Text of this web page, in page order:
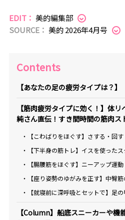
EDIT： 美的編集部
SOURCE： 美的 2026年4月号
Contents
【あなたの足の疲労タイプは？】
【筋肉疲労タイプに効く！】体
純さん直伝！すき間時間の筋肉ス
・【こわばりをほぐす】さする・回す
・【下半身の筋トレ】イスを使ったス
・【腸腰筋をほぐす】ニーアップ運動
・【座り姿勢のゆがみを正す】中臀
・【就寝前に深呼吸とセットで】足
【Column】船底スニーカーや機